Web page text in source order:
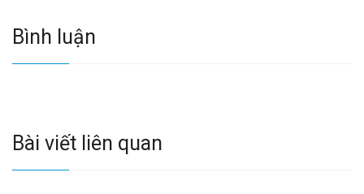
Bình luận
Bài viết liên quan